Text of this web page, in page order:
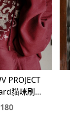
PROJECT
貓咪刷毛